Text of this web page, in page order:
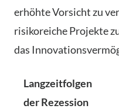
erhöhte Vorsicht zu
risikoreiche Projekte
das
Langzeitfolgen
der Rezession